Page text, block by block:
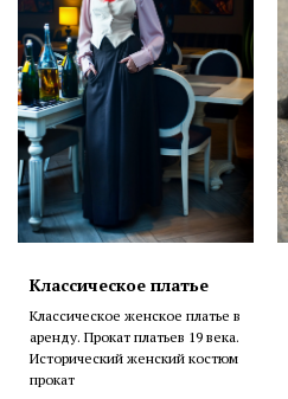
Классическое платье
Классическое женское платье в
аренду. Прокат платьев 19 века.
Исторический женский костюм
прокат